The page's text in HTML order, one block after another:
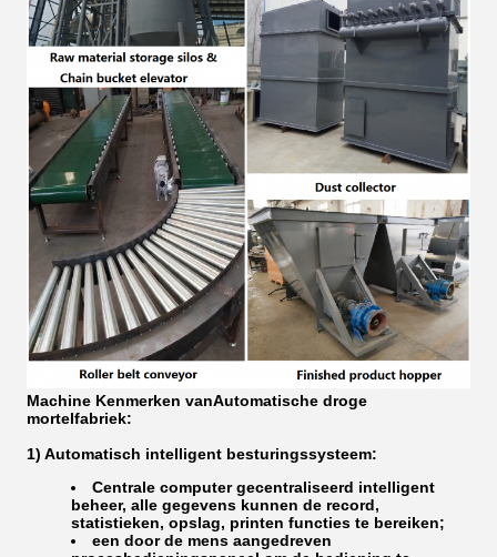
Machine Kenmerken vanAutomatische droge
mortelfabriek:
1) Automatisch intelligent besturingssysteem:
Centrale computer gecentraliseerd intelligent
beheer, alle gegevens kunnen de record,
statistieken, opslag, printen functies te bereiken;
een door de mens aangedreven